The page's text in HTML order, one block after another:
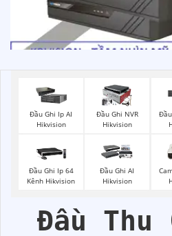
Đầu Ghi Ip AI
Hikvision
Đầu Ghi NVR
Hikvision
Đầu Ghi Ip 64
Kênh Hikvision
Đầu Ghi AI
Hikvision
Đầu Thu